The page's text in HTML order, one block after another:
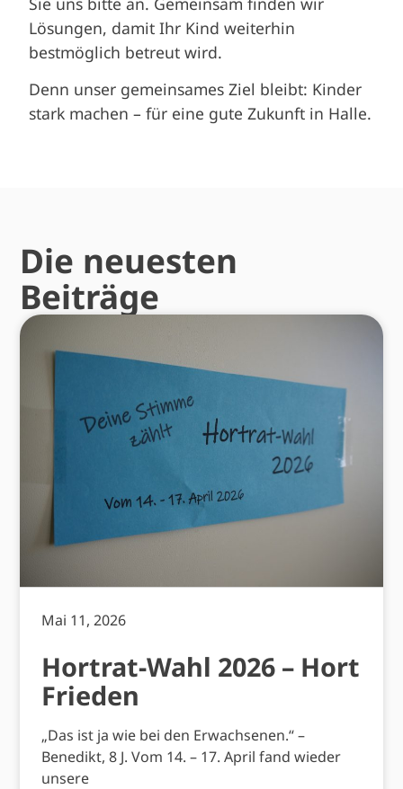
Lösungen, damit Ihr Kind weiterhin
bestmöglich betreut wird.
Denn unser gemeinsames Ziel bleibt: Kinder
stark machen – für eine gute Zukunft in Halle.
Die neuesten
Beiträge
Mai 11, 2026
Hortrat-Wahl 2026 – Hort
Frieden
„Das ist ja wie bei den Erwachsenen.“ –
Benedikt, 8 J. Vom 14. – 17. April fand wieder
unsere